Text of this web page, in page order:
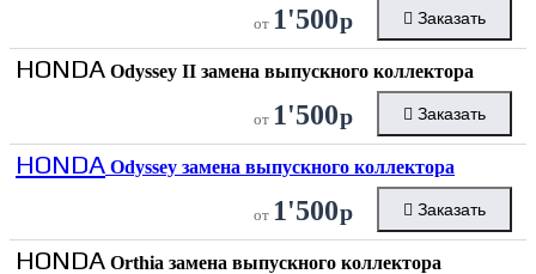
от 1'500р Заказать
HONDA Odyssey II замена выпускного коллектора
от 1'500р Заказать
HONDA Odyssey замена выпускного коллектора
от 1'500р Заказать
HONDA Orthia замена выпускного коллектора